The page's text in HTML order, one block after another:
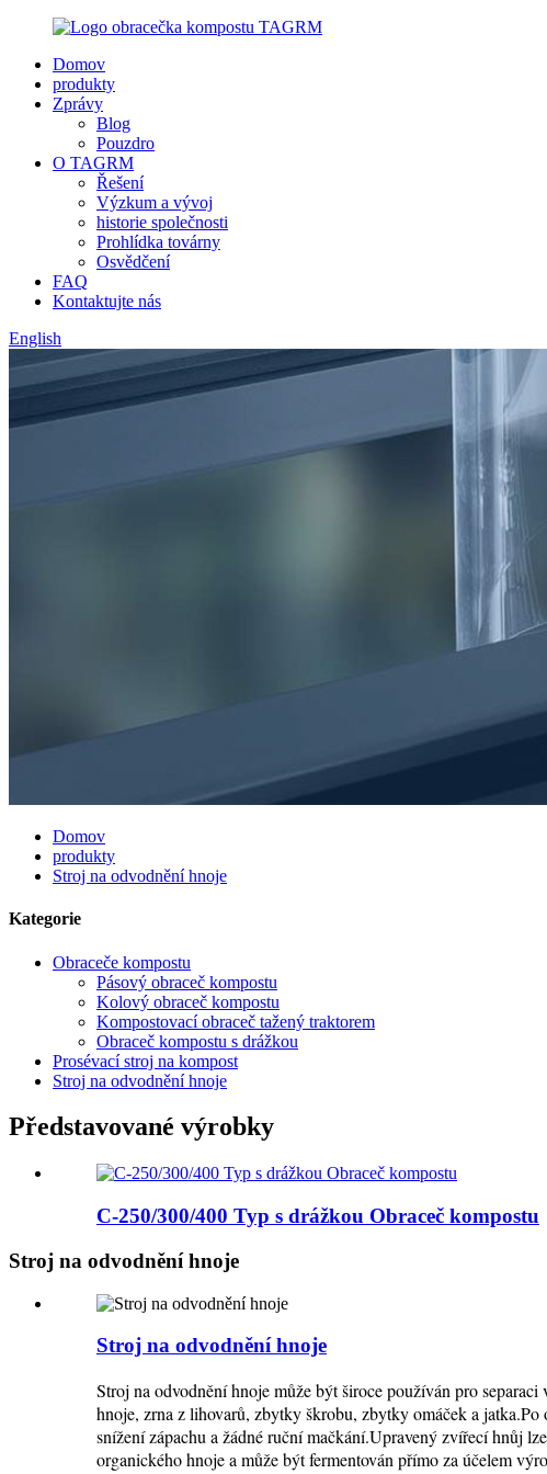
Domov
produkty
Zprávy
Blog
Pouzdro
O TAGRM
Řešení
Výzkum a vývoj
historie společnosti
Prohlídka továrny
Osvědčení
FAQ
Kontaktujte nás
English
Domov
produkty
Stroj na odvodnění hnoje
Kategorie
Obraceče kompostu
Pásový obraceč kompostu
Kolový obraceč kompostu
Kompostovací obraceč tažený traktorem
Obraceč kompostu s drážkou
Prosévací stroj na kompost
Stroj na odvodnění hnoje
Představované výrobky
C-250/300/400 Typ s drážkou Obraceč kompostu
Stroj na odvodnění hnoje
Stroj na odvodnění hnoje
Stroj na odvodnění hnoje může být široce používán pro
hnoje, zrna z lihovarů, zbytky škrobu, zbytky omáček a
snížení zápachu a žádné ruční mačkání.Upravený zvířecí hnůj
organického hnoje a může být fermentován přímo za účelem